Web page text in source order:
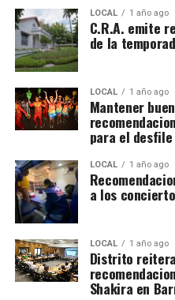
LOCAL 1 año ago
C.R.A. emite
de la
LOCAL 1 año ago
Mantener
para el desfile
LOCAL 1 año ago
a los
LOCAL 1 año ago
Distrito
Shakira en